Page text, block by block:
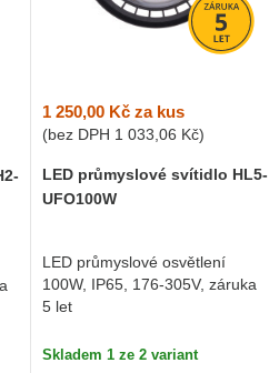
1 250,00 Kč za kus
(bez DPH 1 033,06 Kč)
LED průmyslové svítidlo HL5-
UFO100W
LED průmyslové osvětlení
100W, IP65, 176-305V, záruka
5 let
Skladem 1 ze 2 variant